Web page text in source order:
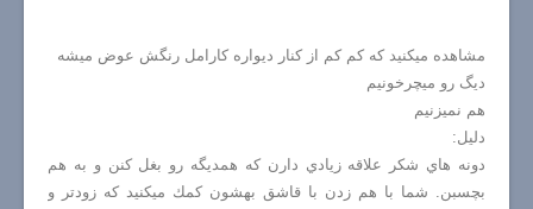
مشاهده ميكنيد كه كم كم از كنار ديواره كارامل رنگش عوض ميشه
ديگ رو ميچرخونيم
هم نميزنيم
دليل:
دونه هاي شكر علاقه زيادي دارن كه همديگه رو بغل كنن و به هم
بچسبن. شما با هم زدن با قاشق بهشون كمك ميكنيد كه زودتر و